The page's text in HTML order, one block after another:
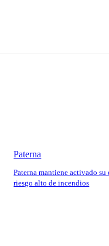
Paterna
Paterna mantiene activado
riesgo alto de incendios